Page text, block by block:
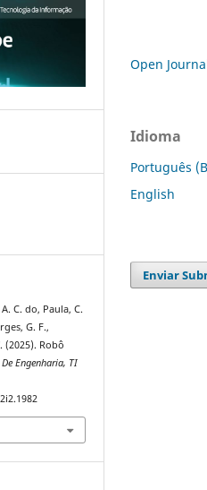
C. do, Paula, C.
G. F.,
(2025). Robô
Engenharia, TI
Open
Idioma
Português
English
Enviar